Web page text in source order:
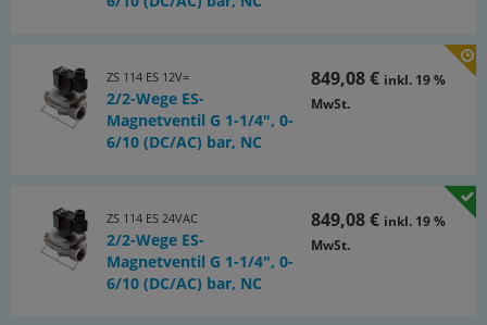
ZS 114 ES 12V=
2/2-Wege ES-
Magnetventil G 1-1/4", 0-
6/10 (DC/AC) bar, NC
849,08 € inkl. 19 %
MwSt.
ZS 114 ES 24VAC
2/2-Wege ES-
Magnetventil G 1-1/4", 0-
6/10 (DC/AC) bar, NC
849,08 € inkl. 19 %
MwSt.